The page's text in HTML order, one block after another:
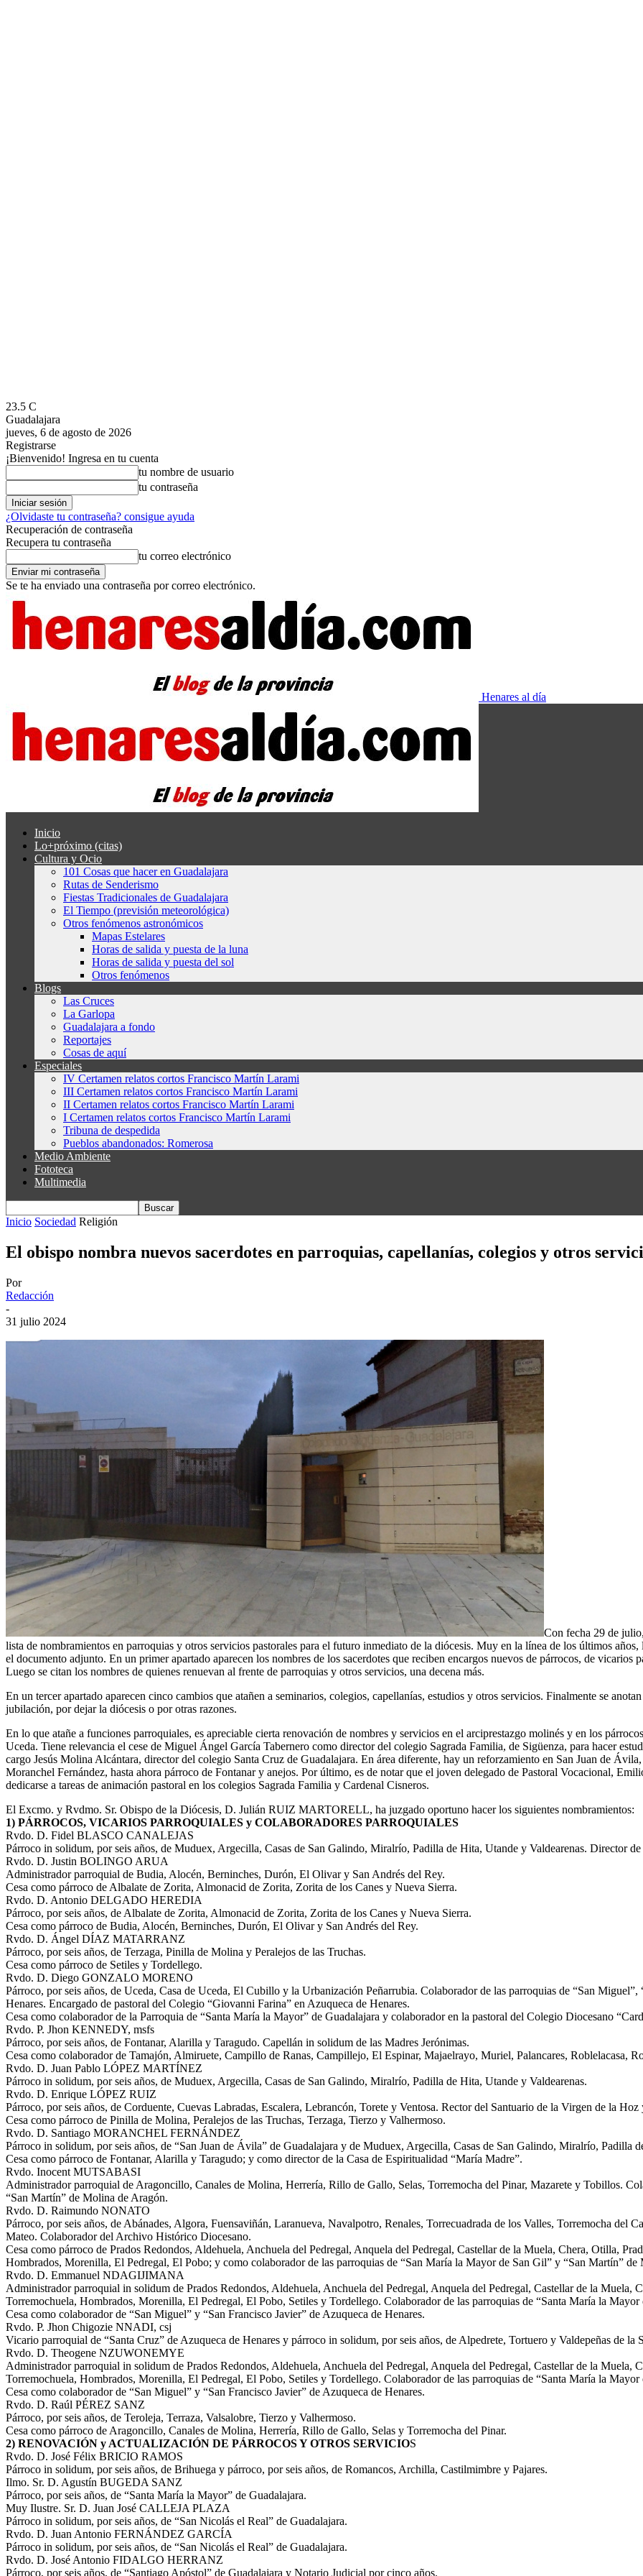
23.5 C
Guadalajara
jueves, 6 de agosto de 2026
Registrarse
¡Bienvenido! Ingresa en tu cuenta
tu nombre de usuario
tu contraseña
¿Olvidaste tu contraseña? consigue ayuda
Recuperación de contraseña
Recupera tu contraseña
tu correo electrónico
Se te ha enviado una contraseña por correo electrónico.
Henares al día
Inicio
Lo+próximo (citas)
Cultura y Ocio
101 Cosas que hacer en Guadalajara
Rutas de Senderismo
Fiestas Tradicionales de Guadalajara
El Tiempo (previsión meteorológica)
Otros fenómenos astronómicos
Mapas Estelares
Horas de salida y puesta de la luna
Horas de salida y puesta del sol
Otros fenómenos
Blogs
Las Cruces
La Garlopa
Guadalajara a fondo
Reportajes
Cosas de aquí
Especiales
IV Certamen relatos cortos Francisco Martín Larami
III Certamen relatos cortos Francisco Martín Larami
II Certamen relatos cortos Francisco Martín Larami
I Certamen relatos cortos Francisco Martín Larami
Tribuna de despedida
Pueblos abandonados: Romerosa
Medio Ambiente
Fototeca
Multimedia
Inicio Sociedad Religión
El obispo nombra nuevos sacerdotes en parroquias, capellanías, colegios y otros
Por
Redacción
-
31 julio 2024
Con fecha 29 de
lista de nombramientos en parroquias y otros servicios pastorales para el futuro inmediato de la diócesis. Muy en la línea de los últimos
el documento adjunto. En un primer apartado aparecen los nombres de los sacerdotes que reciben encargos nuevos de párrocos, de vicarios
Luego se citan los nombres de quienes renuevan al frente de parroquias y otros servicios, una decena más.
En un tercer apartado aparecen cinco cambios que atañen a seminarios, colegios, capellanías, estudios y otros servicios. Finalmente se
jubilación, por dejar la diócesis o por otras razones.
En lo que atañe a funciones parroquiales, es apreciable cierta renovación de nombres y servicios en el arciprestazgo molinés y en los
Uceda. Tiene relevancia el cese de Miguel Ángel García Tabernero como director del colegio Sagrada Familia, de Sigüenza, para hacer
cargo Jesús Molina Alcántara, director del colegio Santa Cruz de Guadalajara. En área diferente, hay un reforzamiento en San Juan de
Moranchel Fernández, hasta ahora párroco de Fontanar y anejos. Por último, es de notar que el joven delegado de Pastoral Vocacional,
dedicarse a tareas de animación pastoral en los colegios Sagrada Familia y Cardenal Cisneros.
El Excmo. y Rvdmo. Sr. Obispo de la Diócesis, D. Julián RUIZ MARTORELL, ha juzgado oportuno hacer los siguientes nombramientos:
1) PÁRROCOS, VICARIOS PARROQUIALES y COLABORADORES PARROQUIALES
Rvdo. D. Fidel BLASCO CANALEJAS
Párroco in solidum, por seis años, de Muduex, Argecilla, Casas de San Galindo, Miralrío, Padilla de Hita, Utande y Valdearenas. Director
Rvdo. D. Justin BOLINGO ARUA
Administrador parroquial de Budia, Alocén, Berninches, Durón, El Olivar y San Andrés del Rey.
Cesa como párroco de Albalate de Zorita, Almonacid de Zorita, Zorita de los Canes y Nueva Sierra.
Rvdo. D. Antonio DELGADO HEREDIA
Párroco, por seis años, de Albalate de Zorita, Almonacid de Zorita, Zorita de los Canes y Nueva Sierra.
Cesa como párroco de Budia, Alocén, Berninches, Durón, El Olivar y San Andrés del Rey.
Rvdo. D. Ángel DÍAZ MATARRANZ
Párroco, por seis años, de Terzaga, Pinilla de Molina y Peralejos de las Truchas.
Cesa como párroco de Setiles y Tordellego.
Rvdo. D. Diego GONZALO MORENO
Párroco, por seis años, de Uceda, Casa de Uceda, El Cubillo y la Urbanización Peñarrubia. Colaborador de las parroquias de “San Miguel”,
Henares. Encargado de pastoral del Colegio “Giovanni Farina” en Azuqueca de Henares.
Cesa como colaborador de la Parroquia de “Santa María la Mayor” de Guadalajara y colaborador en la pastoral del Colegio Diocesano
Rvdo. P. Jhon KENNEDY, msfs
Párroco, por seis años, de Fontanar, Alarilla y Taragudo. Capellán in solidum de las Madres Jerónimas.
Cesa como colaborador de Tamajón, Almiruete, Campillo de Ranas, Campillejo, El Espinar, Majaelrayo, Muriel, Palancares, Roblelacasa,
Rvdo. D. Juan Pablo LÓPEZ MARTÍNEZ
Párroco in solidum, por seis años, de Muduex, Argecilla, Casas de San Galindo, Miralrío, Padilla de Hita, Utande y Valdearenas.
Rvdo. D. Enrique LÓPEZ RUIZ
Párroco, por seis años, de Corduente, Cuevas Labradas, Escalera, Lebrancón, Torete y Ventosa. Rector del Santuario de la Virgen de la Hoz
Cesa como párroco de Pinilla de Molina, Peralejos de las Truchas, Terzaga, Tierzo y Valhermoso.
Rvdo. D. Santiago MORANCHEL FERNÁNDEZ
Párroco in solidum, por seis años, de “San Juan de Ávila” de Guadalajara y de Muduex, Argecilla, Casas de San Galindo, Miralrío, Padilla
Cesa como párroco de Fontanar, Alarilla y Taragudo; y como director de la Casa de Espiritualidad “María Madre”.
Rvdo. Inocent MUTSABASI
Administrador parroquial de Aragoncillo, Canales de Molina, Herrería, Rillo de Gallo, Selas, Torremocha del Pinar, Mazarete y Tobillos.
“San Martín” de Molina de Aragón.
Rvdo. D. Raimundo NONATO
Párroco, por seis años, de Abánades, Algora, Fuensaviñán, Laranueva, Navalpotro, Renales, Torrecuadrada de los Valles, Torremocha del
Mateo. Colaborador del Archivo Histórico Diocesano.
Cesa como párroco de Prados Redondos, Aldehuela, Anchuela del Pedregal, Anquela del Pedregal, Castellar de la Muela, Chera, Otilla,
Hombrados, Morenilla, El Pedregal, El Pobo; y como colaborador de las parroquias de “San María la Mayor de San Gil” y “San Martín”
Rvdo. D. Emmanuel NDAGIJIMANA
Administrador parroquial in solidum de Prados Redondos, Aldehuela, Anchuela del Pedregal, Anquela del Pedregal, Castellar de la
Torremochuela, Hombrados, Morenilla, El Pedregal, El Pobo, Setiles y Tordellego. Colaborador de las parroquias de “Santa María la
Cesa como colaborador de “San Miguel” y “San Francisco Javier” de Azuqueca de Henares.
Rvdo. P. Jhon Chigozie NNADI, csj
Vicario parroquial de “Santa Cruz” de Azuqueca de Henares y párroco in solidum, por seis años, de Alpedrete, Tortuero y Valdepeñas de la
Rvdo. D. Theogene NZUWONEMYE
Administrador parroquial in solidum de Prados Redondos, Aldehuela, Anchuela del Pedregal, Anquela del Pedregal, Castellar de la
Torremochuela, Hombrados, Morenilla, El Pedregal, El Pobo, Setiles y Tordellego. Colaborador de las parroquias de “Santa María la
Cesa como colaborador de “San Miguel” y “San Francisco Javier” de Azuqueca de Henares.
Rvdo. D. Raúl PÉREZ SANZ
Párroco, por seis años, de Teroleja, Terraza, Valsalobre, Tierzo y Valhermoso.
Cesa como párroco de Aragoncillo, Canales de Molina, Herrería, Rillo de Gallo, Selas y Torremocha del Pinar.
2) RENOVACIÓN y ACTUALIZACIÓN DE PÁRROCOS Y OTROS SERVICIOS
Rvdo. D. José Félix BRICIO RAMOS
Párroco in solidum, por seis años, de Brihuega y párroco, por seis años, de Romancos, Archilla, Castilmimbre y Pajares.
Ilmo. Sr. D. Agustín BUGEDA SANZ
Párroco, por seis años, de “Santa María la Mayor” de Guadalajara.
Muy Ilustre. Sr. D. Juan José CALLEJA PLAZA
Párroco in solidum, por seis años, de “San Nicolás el Real” de Guadalajara.
Rvdo. D. Juan Antonio FERNÁNDEZ GARCÍA
Párroco in solidum, por seis años, de “San Nicolás el Real” de Guadalajara.
Rvdo. D. José Antonio FIDALGO HERRANZ
Párroco, por seis años, de “Santiago Apóstol” de Guadalajara y Notario Judicial por cinco años.